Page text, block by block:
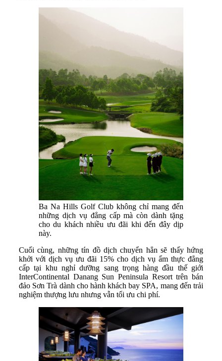
Ba Na Hills Golf Club không chỉ mang đến
những dịch vụ đẳng cấp mà còn dành tặng
cho du khách nhiều ưu đãi khi đến đây dịp
này.
Cuối cùng, những tín đồ dịch chuyển hẳn sẽ thấy hứng
khởi với dịch vụ ưu đãi 15% cho dịch vụ ẩm thực đẳng
cấp tại khu nghỉ dưỡng sang trọng hàng đầu thế giới
InterContinental Danang Sun Peninsula Resort trên bán
đảo Sơn Trà dành cho hành khách bay SPA, mang đến trải
nghiệm thượng lưu nhưng vẫn tối ưu chi phí.